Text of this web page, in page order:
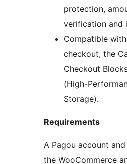
protection,
verification and
Compatible
checkout, the
Checkout
(High-
Storage).
Requirements
A Pagou account
the WooCommerce